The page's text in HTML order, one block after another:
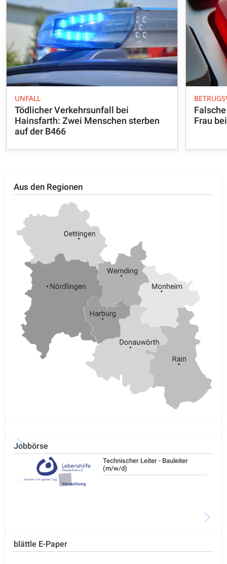
Aus den Regionen
Jobbörse
Technischer Leiter - Bauleiter
(m/w/d)
blättle E-Paper
UNFALL
Tödlicher Verkehrsunfall bei
Hainsfarth: Zwei Menschen sterben
auf der B466
Frau